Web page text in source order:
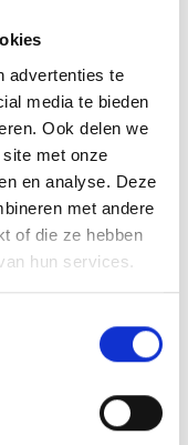
advertenties te
media te bieden
Ook delen we
met onze
en analyse. Deze
met andere
of die ze hebben
hun services.
jij ervoor dat de
naar de afwasser. Na de
we gezamenlijk op en
netjes.
te communiceren met
met horeca is een
er zin in hebben. Een Grill
begin op donderdag
Ook op zaterdagen en